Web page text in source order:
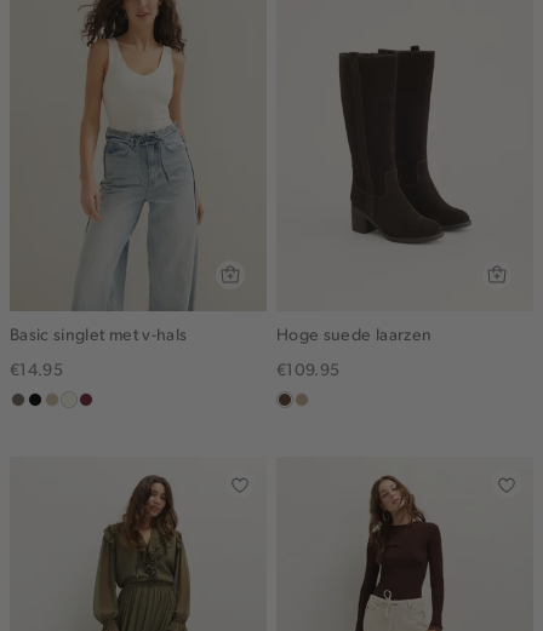
Basic singlet met v-hals
€14.95
middenbruin
zwartlichtzand
wit,bordeaux
Hoge suede laarzen
€109.95
donkerbruin
zand